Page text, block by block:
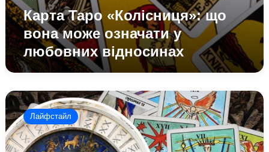
Карта Таро «Колісниця»: що
вона може означати у
любовних відносинах
Які
карти
Таро
найкраще
підходять
Лайфстайл